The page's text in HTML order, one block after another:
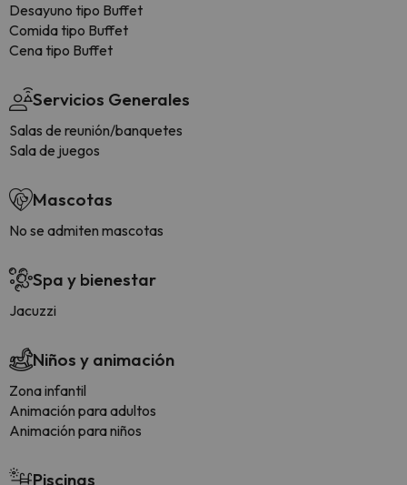
Desayuno tipo Buffet
Comida tipo Buffet
Cena tipo Buffet
Servicios Generales
Salas de reunión/banquetes
Sala de juegos
Mascotas
No se admiten mascotas
Spa y bienestar
Jacuzzi
Niños y animación
Zona infantil
Animación para adultos
Animación para niños
Piscinas